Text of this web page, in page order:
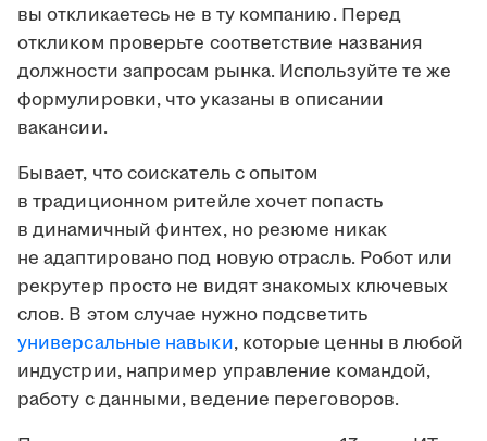
вы откликаетесь не в ту компанию. Перед
откликом проверьте соответствие названия
должности запросам рынка. Используйте те же
формулировки, что указаны в описании
вакансии.
Бывает, что соискатель с опытом
в традиционном ритейле хочет попасть
в динамичный финтех, но резюме никак
не адаптировано под новую отрасль. Робот или
рекрутер просто не видят знакомых ключевых
слов. В этом случае нужно подсветить
универсальные навыки, которые ценны в любой
индустрии, например управление командой,
работу с данными, ведение переговоров.